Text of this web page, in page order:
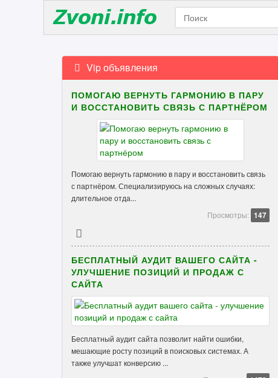
Vip объявления
ПОМОГАЮ ВЕРНУТЬ ГАРМОНИЮ В ПАРУ
И ВОССТАНОВИТЬ СВЯЗЬ С ПАРТНЁРОМ
Помогаю вернуть гармонию в пару и восстановить связь
с партнёром. Специализируюсь на сложных случаях:
длительное отда...
Просмотры: 147
БЕСПЛАТНЫЙ АУДИТ ВАШЕГО САЙТА -
УЛУЧШЕНИЕ ПОЗИЦИЙ И ПРОДАЖ С
САЙТА
Бесплатный аудит сайта позволит найти ошибки,
мешающие росту позиций в поисковых системах. А
также улучшат конверсию ...